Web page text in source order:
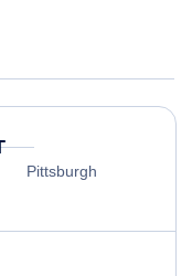
Pittsburgh